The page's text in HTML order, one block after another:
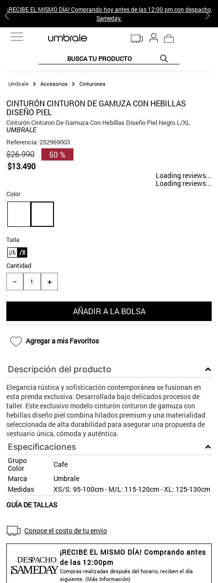
¡RECIBE EL MISMO DÍA! Comprando hoy antes de las 12:00 pm con despacho
Sameday.
BUSCA TU PRODUCTO
Accesorios Cinturones
CINTURÓN CINTURON DE GAMUZA CON HEBILLAS
DISEÑO PIEL
Cinturón Cinturon De Gamuza Con Hebillas Diseño Piel Negro L/XL
UMBRALE
Referencia:252969003
$26.990
$13.490
50 %
Loading reviews...
Loading reviews...
Talla
S/M L/XL
Color
Cantidad
＋
－
AÑADIR A LA BOLSA
Agregar a mis Favoritos
Descripción del producto
Elegancia rústica y sofisticación contemporánea se fusionan en
esta prenda exclusiva. Desarrollada bajo delicados procesos de
taller. Este exclusivo modelo cinturón cinturon de gamuza con
hebillas diseño piel combina hilados premium y una materialidad
seleccionada de alta durabilidad para asegurar una propuesta de
vestuario única, cómoda y auténtica.
Especificaciones
Grupo
Color
Cafe
Marca
Umbrale
Medidas
XS/S: 95-100cm - M/L: 115-120cm - XL: 125-130cm
GUÍA DE TALLAS
Conoce el costo de tu envío
¡RECIBE EL MISMO DÍA! Comprando antes
de las 12:00pm
Compras realizadas después del horario, reciben el día
siguiente. (Más Información)
TÉRMINOS MÁS BUSCADOS
2.
poleras mujer
3.
4.
gamulan
5.
botas
10